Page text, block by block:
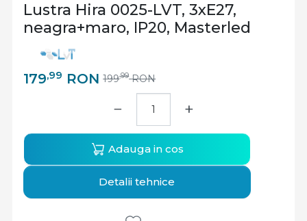
Lustra Hira 0025-LVT, 3xE27,
neagra+maro, IP20, Masterled
179,99 RON 199,99 RON
− +
Adauga in cos
Detalii tehnice